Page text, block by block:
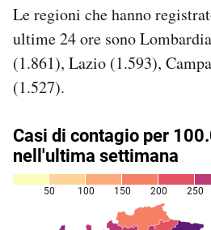
Esci
Le regioni che hanno
ultime 24 ore sono
(1.861), Lazio (1.593),
(1.527).